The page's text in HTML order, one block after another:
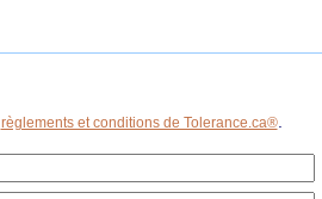
règlements et conditions de Tolerance.ca®.